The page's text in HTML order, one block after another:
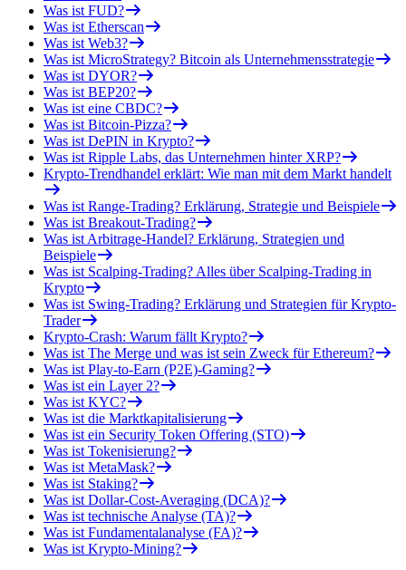
Was ist FUD?
Was ist Etherscan
Was ist Web3?
Was ist MicroStrategy? Bitcoin als Unternehmensstrategie
Was ist DYOR?
Was ist BEP20?
Was ist eine CBDC?
Was ist Bitcoin-Pizza?
Was ist DePIN in Krypto?
Was ist Ripple Labs, das Unternehmen hinter XRP?
Krypto-Trendhandel erklärt: Wie man mit dem Markt handelt
Was ist Range-Trading? Erklärung, Strategie und Beispiele
Was ist Breakout-Trading?
Was ist Arbitrage-Handel? Erklärung, Strategien und
Beispiele
Was ist Scalping-Trading? Alles über Scalping-Trading in
Krypto
Was ist Swing-Trading? Erklärung und Strategien für Krypto-
Trader
Krypto-Crash: Warum fällt Krypto?
Was ist The Merge und was ist sein Zweck für Ethereum?
Was ist Play-to-Earn (P2E)-Gaming?
Was ist ein Layer 2?
Was ist KYC?
Was ist die Marktkapitalisierung
Was ist ein Security Token Offering (STO)
Was ist Tokenisierung?
Was ist MetaMask?
Was ist Staking?
Was ist Dollar-Cost-Averaging (DCA)?
Was ist technische Analyse (TA)?
Was ist Fundamentalanalyse (FA)?
Was ist Krypto-Mining?